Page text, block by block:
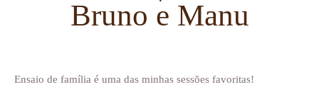
Bruno e Manu
Ensaio de família é uma das minhas sessões favoritas!